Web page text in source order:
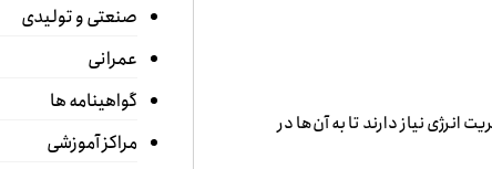
انرژی نیاز دارند تا به آن‌ها در
صنعتی و تولیدی
عمرانی
گواهینامه ها
مراکز آموزشی